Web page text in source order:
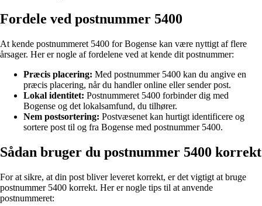
Fordele ved postnummer 5400
At kende postnummeret 5400 for Bogense kan være nyttigt af flere
årsager. Her er nogle af fordelene ved at kende dit postnummer:
Præcis placering: Med postnummer 5400 kan du angive en
præcis placering, når du handler online eller sender post.
Lokal identitet: Postnummeret 5400 forbinder dig med
Bogense og det lokalsamfund, du tilhører.
Nem postsortering: Postvæsenet kan hurtigt identificere og
sortere post til og fra Bogense med postnummer 5400.
Sådan bruger du postnummer 5400 korrekt
For at sikre, at din post bliver leveret korrekt, er det vigtigt at bruge
postnummer 5400 korrekt. Her er nogle tips til at anvende
postnummeret: